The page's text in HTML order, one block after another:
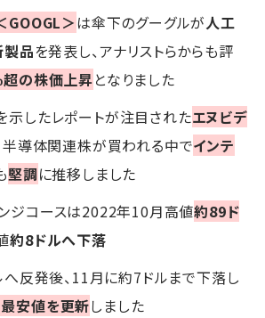
GOOGL＞は傘下のグーグルが人工
製品を発表し、アナリストらからも評
の株価上昇となりました
示したレポートが注目されたエヌビデ
半導体関連株が買われる中でインテ
堅調に推移しました
ジコースは2022年10月高値約89ド
約8ドルへ下落
反発後、11月に約7ドルまで下落し
安値を更新しました